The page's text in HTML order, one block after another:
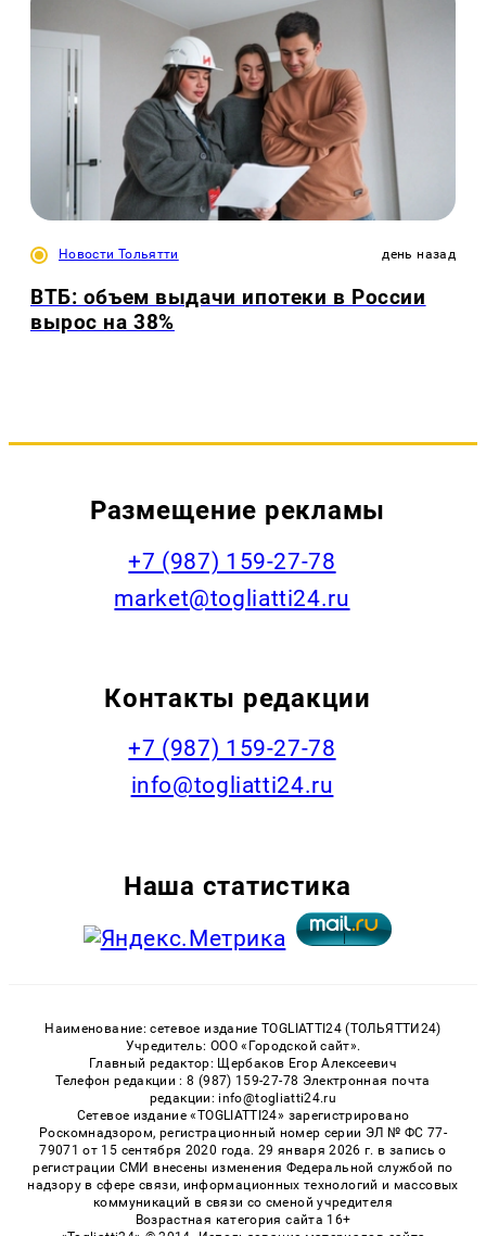
Новости Тольятти день назад
ВТБ: объем выдачи ипотеки в России
вырос на 38%
Размещение рекламы
+7 (987) 159-27-78
market@togliatti24.ru
Контакты редакции
+7 (987) 159-27-78
info@togliatti24.ru
Наша статистика
Наименование: сетевое издание TOGLIATTI24 (ТОЛЬЯТТИ24)
Учредитель: ООО «Городской сайт».
Главный редактор: Щербаков Егор Алексеевич
Телефон редакции : 8 (987) 159-27-78 Электронная почта
редакции: info@togliatti24.ru
Сетевое издание «TOGLIATTI24» зарегистрировано
Роскомнадзором, регистрационный номер серии ЭЛ № ФС 77-
79071 от 15 сентября 2020 года. 29 января 2026 г. в запись о
регистрации СМИ внесены изменения Федеральной службой по
надзору в сфере связи, информационных технологий и массовых
коммуникаций в связи со сменой учредителя
Возрастная категория сайта 16+